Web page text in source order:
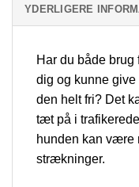
YDERLIGERE
Har du både
dig og kunne
den helt fri? Det
tæt på i
hunden kan være
strækninger.